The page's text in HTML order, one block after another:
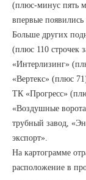
(плюс-минус пять
впервые
Больше других
(плюс 110 строчек
«Интерлизинг»
«Вертекс» (плюс
ТК «Прогресс»
«Воздушные
трубный завод,
экспорт».
На картограмме
расположение в